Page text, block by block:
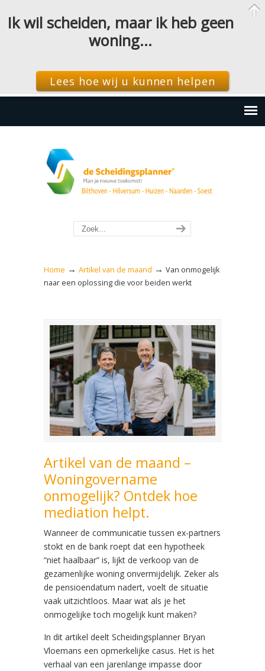
Home → Artikel van de maand → Van onmogelijk
naar een oplossing die voor beiden werkt
Artikel van de maand –
Woningovername
onmogelijk? Ontdek hoe
mediation helpt.
Wanneer de communicatie tussen ex-partners
stokt en de bank roept dat een hypotheek
“niet haalbaar” is, lijkt de verkoop van de
gezamenlijke woning onvermijdelijk. Zeker als
de pensioendatum nadert, voelt de situatie
vaak uitzichtloos. Maar wat als je het
onmogelijke toch mogelijk kunt maken?
In dit artikel deelt Scheidingsplanner Bryan
Vloemans een opmerkelijke casus. Het is het
verhaal van een jarenlange impasse door
Ik wil scheiden, maar ik heb geen
woning…
Lees hoe wij u kunnen helpen